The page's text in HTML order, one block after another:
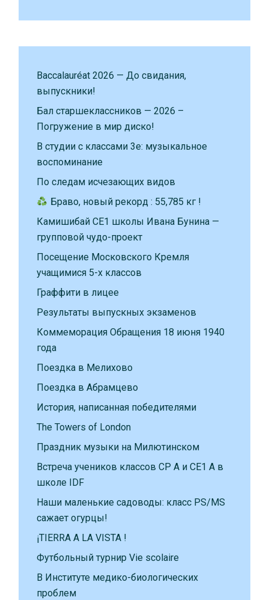
Baccalauréat 2026 — До свидания,
выпускники!
Бал старшеклассников — 2026 –
Погружение в мир диско!
В студии с классами 3е: музыкальное
воспоминание
По следам исчезающих видов
Браво, новый рекорд : 55,785 кг !
Камишибай CE1 школы Ивана Бунина —
групповой чудо-проект
Посещение Московского Кремля
учащимися 5-х классов
Граффити в лицее
Результаты выпускных экзаменов
Коммеморация Обращения 18 июня 1940
года
Поездка в Мелихово
Поездка в Абрамцево
История, написанная победителями
The Towers of London
Праздник музыки на Милютинском
Встреча учеников классов CP A и CE1 A в
школе IDF
Наши маленькие садоводы: класс PS/MS
сажает огурцы!
¡TIERRA A LA VISTA !
Футбольный турнир Vie scolaire
В Институте медико-биологических
проблем